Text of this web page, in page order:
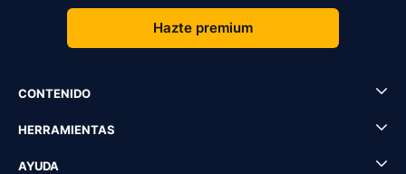
Hazte premium
CONTENIDO
HERRAMIENTAS
AYUDA